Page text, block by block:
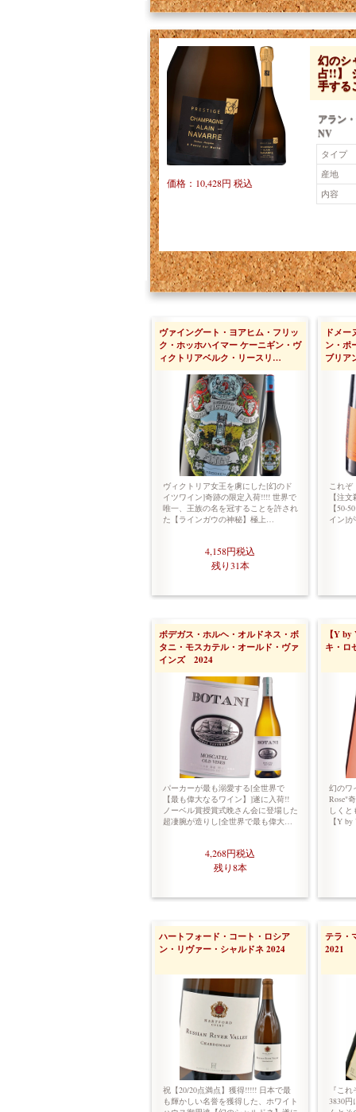
幻のシ
占!!】
手す
アラン
NV
タイプ
産地
内容
価格：10,428円 税込
ヴァイングート・ヨアヒム・フリッ
ク・ホッホハイマー ケーニギン・ヴ
ィクトリアベルク・リースリ…
ヴィクトリア女王を虜にした[幻のド
イツワイン]奇跡の限定入荷!!!! 世界で
唯一、王族の名を冠することを許され
た【ラインガウの神秘】極上…
4,158円税込
残り31本
ドメ
ン・ポ
ブリア
これぞ
【注
【50-
イン]
ボデガス・ホルヘ・オルドネス・ボ
タニ・モスカテル・オールド・ヴァ
インズ 2024
パーカーが最も溺愛する[全世界で
【最も偉大なるワイン】]遂に入荷!!
ノーベル賞授賞式晩さん会に登場した
超凄腕が造りし[全世界で最も偉大…
4,268円税込
残り8本
【Y
キ・ロ
幻のワ
Rose"
しく
【Y
ハートフォード・コート・ロシア
ン・リヴァー・シャルドネ 2024
祝【20/20点満点】獲得!!!!! 日本で最
も輝かしい名誉を獲得した、ホワイト
テラ・
2021
『こ
3830